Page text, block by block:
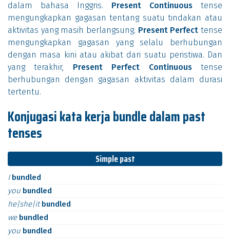
dalam bahasa Inggris. Present Continuous tense
mengungkapkan gagasan tentang suatu tindakan atau
aktivitas yang masih berlangsung. Present Perfect tense
mengungkapkan gagasan yang selalu berhubungan
dengan masa kini atau akibat dari suatu peristiwa. Dan
yang terakhir, Present Perfect Continuoustense
berhubungan dengan gagasan aktivitas dalam durasi
tertentu.
Konjugasi kata kerja bundle dalam past
tenses
Simple past
I bundled
you bundled
he|she|itbundled
we bundled
you bundled